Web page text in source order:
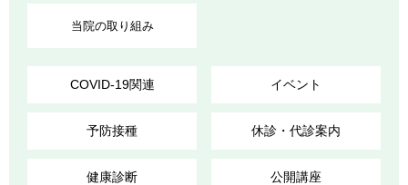
当院の取り組み
COVID-19関連 イベント
予防接種 休診・代診案内
健康診断 公開講座